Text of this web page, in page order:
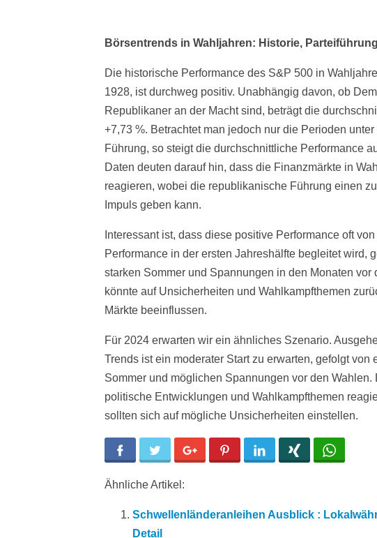
Börsentrends in Wahljahren: Historie,
Die historische Performance des S&P 500 in
1928, ist durchweg positiv. Unabhängig davon, ob
Republikaner an der Macht sind, beträgt die
+7,73 %. Betrachtet man jedoch nur die Perioden
Führung, so steigt die durchschnittliche Performance
Daten deuten darauf hin, dass die Finanzmärkte in
reagieren, wobei die republikanische Führung einen
Impuls geben kann.
Interessant ist, dass diese positive Performance oft
Performance in der ersten Jahreshälfte begleitet wird,
starken Sommer und Spannungen in den Monaten vor
könnte auf Unsicherheiten und Wahlkampfthemen
Märkte beeinflussen.
Für 2024 erwarten wir ein ähnliches Szenario.
Trends ist ein moderater Start zu erwarten, gefolgt von
Sommer und möglichen Spannungen vor den Wahlen.
politische Entwicklungen und Wahlkampfthemen
sollten sich auf mögliche Unsicherheiten einstellen.
Facebook Twitter Google+ Pinterest LinkedIn
Ähnliche Artikel:
Schwellenländeranleihen Ausblick :
Detail